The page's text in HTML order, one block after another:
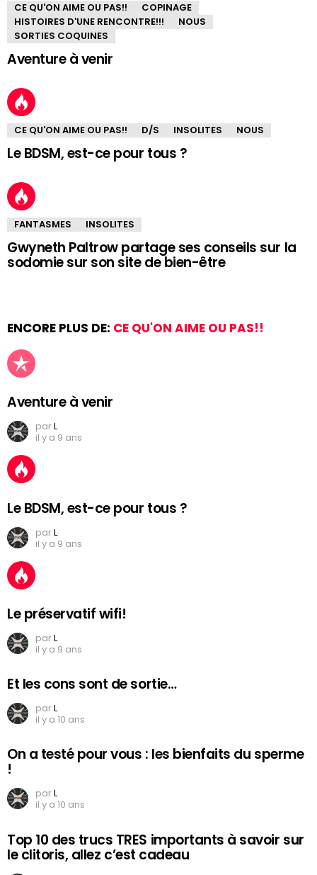
CE QU'ON AIME OU PAS!!
COPINAGE
HISTOIRES D'UNE RENCONTRE!!!
NOUS
SORTIES COQUINES
Aventure à venir
CE QU'ON AIME OU PAS!! D/S INSOLITES NOUS
Le BDSM, est-ce pour tous ?
FANTASMES INSOLITES
Gwyneth Paltrow partage ses conseils sur la
sodomie sur son site de bien-être
ENCORE PLUS DE: CE QU'ON AIME OU PAS!!
Aventure à venir
parL
il y a 9 ans
Le BDSM, est-ce pour tous ?
parL
il y a 9 ans
Le préservatif wifi!
parL
il y a 9 ans
Et les cons sont de sortie…
parL
il y a 10 ans
On a testé pour vous : les bienfaits du sperme
!
parL
il y a 10 ans
Top 10 des trucs TRES importants à savoir sur
le clitoris, allez c’est cadeau